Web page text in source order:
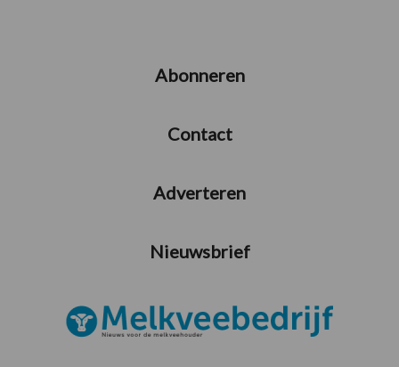
Abonneren
Contact
Adverteren
Nieuwsbrief